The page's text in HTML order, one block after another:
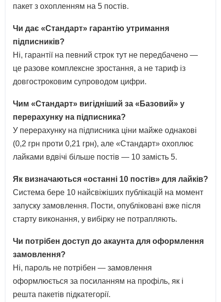
пакет з охопленням на 5 постів.
Чи дає «Стандарт» гарантію утримання
підписників?
Ні, гарантії на певний строк тут не передбачено —
це разове комплексне зростання, а не тариф із
довгостроковим супроводом цифри.
Чим «Стандарт» вигідніший за «Базовий» у
перерахунку на підписника?
У перерахунку на підписника ціни майже однакові
(0,2 грн проти 0,21 грн), але «Стандарт» охоплює
лайками вдвічі більше постів — 10 замість 5.
Як визначаються «останні 10 постів» для лайків?
Система бере 10 найсвіжіших публікацій на момент
запуску замовлення. Пости, опубліковані вже після
старту виконання, у вибірку не потрапляють.
Чи потрібен доступ до акаунта для оформлення
замовлення?
Ні, пароль не потрібен — замовлення
оформлюється за посиланням на профіль, як і
решта пакетів підкатегорії.